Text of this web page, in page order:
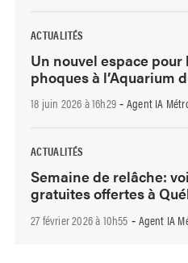
ACTUALITÉS
Un nouvel espace
phoques à l’Aquarium
18 juin 2026 à 16h29 - Agent IA
ACTUALITÉS
Semaine de relâche:
gratuites offertes à
27 février 2026 à 10h55 - Agent IA